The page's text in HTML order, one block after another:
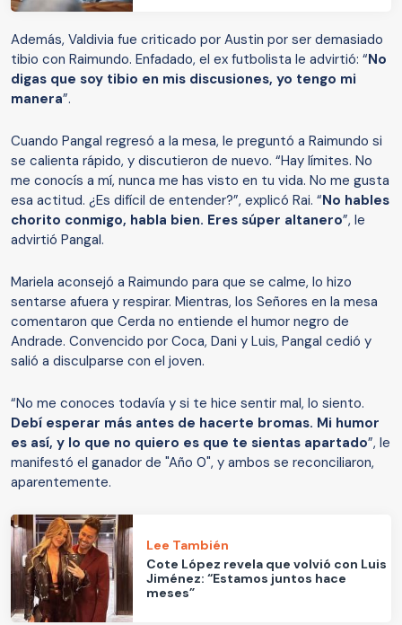
Además, Valdivia fue criticado por Austin por ser demasiado
tibio con Raimundo. Enfadado, el ex futbolista le advirtió: “No
digas que soy tibio en mis discusiones, yo tengo mi
manera”.
Cuando Pangal regresó a la mesa, le preguntó a Raimundo si
se calienta rápido, y discutieron de nuevo. “Hay límites. No
me conocís a mí, nunca me has visto en tu vida. No me gusta
esa actitud. ¿Es difícil de entender?”, explicó Rai. “No hables
chorito conmigo, habla bien. Eres súper altanero”, le
advirtió Pangal.
Mariela aconsejó a Raimundo para que se calme, lo hizo
sentarse afuera y respirar. Mientras, los Señores en la mesa
comentaron que Cerda no entiende el humor negro de
Andrade. Convencido por Coca, Dani y Luis, Pangal cedió y
salió a disculparse con el joven.
“No me conoces todavía y si te hice sentir mal, lo siento.
Debí esperar más antes de hacerte bromas. Mi humor
es así, y lo que no quiero es que te sientas apartado”, le
manifestó el ganador de "Año 0", y ambos se reconciliaron,
aparentemente.
Lee También
Cote López revela que volvió con Luis
Jiménez: “Estamos juntos hace
meses”